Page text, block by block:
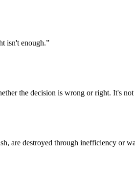
isn't enough.”
the decision is wrong or right. It's
are destroyed through inefficiency or